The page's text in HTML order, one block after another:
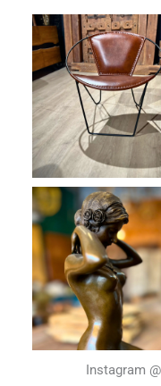
Instagram